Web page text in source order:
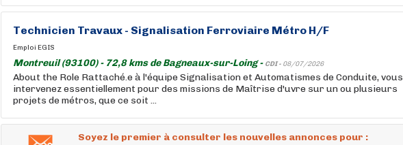
Technicien Travaux - Signalisation Ferroviaire Métro H/F
Emploi EGIS
Montreuil (93100) - 72,8 kms de Bagneaux-sur-Loing - CDI - 08/07/2026
About the Role Rattaché.e à l'équipe Signalisation et Automatismes de Conduite, vous
intervenez essentiellement pour des missions de Maîtrise d'uvre sur un ou plusieurs
projets de métros, que ce soit ...
Soyez le premier à consulter les nouvelles annonces pour :